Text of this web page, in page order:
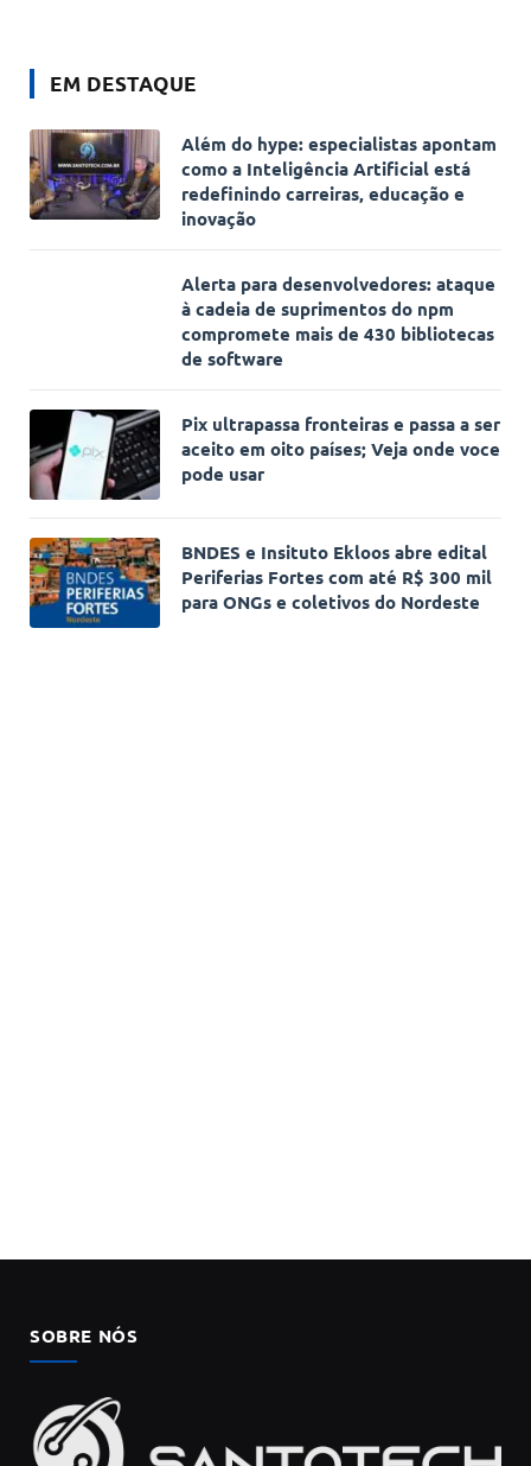
EM DESTAQUE
Além do hype: especialistas apontam
como a Inteligência Artificial está
redefinindo carreiras, educação e
inovação
Alerta para desenvolvedores: ataque
à cadeia de suprimentos do npm
compromete mais de 430 bibliotecas
de software
Pix ultrapassa fronteiras e passa a ser
aceito em oito países; Veja onde voce
pode usar
BNDES e Insituto Ekloos abre edital
Periferias Fortes com até R$ 300 mil
para ONGs e coletivos do Nordeste
SOBRE NÓS